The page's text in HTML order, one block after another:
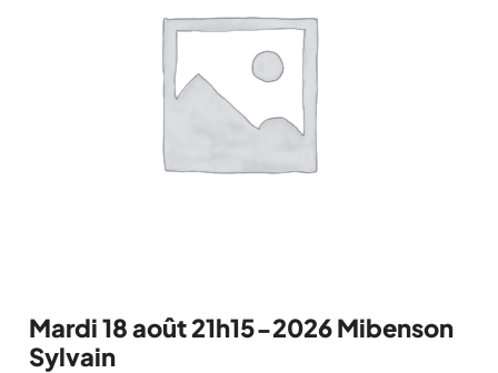
Mardi 18 août 21h15-2026 Mibenson
Sylvain